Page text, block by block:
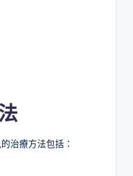
治療方法包括：